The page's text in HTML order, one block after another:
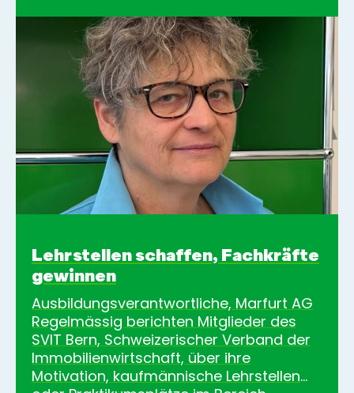
Advanced Studies (CAS) «Moderne
Personal- und Organisations-
entwicklung» erlangt.
Lehrstellen schaffen, Fachkräfte
gewinnen
Ausbildungsverantwortliche, Marfurt AG
Regelmässig berichten Mitglieder des
SVIT Bern, Schweizerischer Verband der
Immobilienwirtschaft, über ihre
Motivation, kaufmännische Lehrstellen